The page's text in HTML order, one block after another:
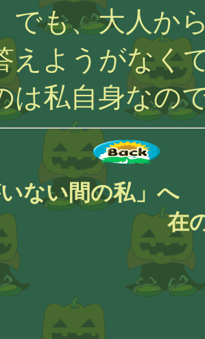
でも、大人か
えようがなく
は私自身なの
ない間の私
在